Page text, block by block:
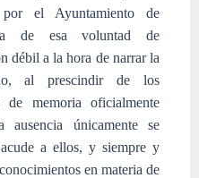
el Ayuntamiento de
de esa voluntad de
débil a la hora de narrar la
al prescindir de los
memoria oficialmente
ausencia únicamente se
a ellos, y siempre y
en materia de